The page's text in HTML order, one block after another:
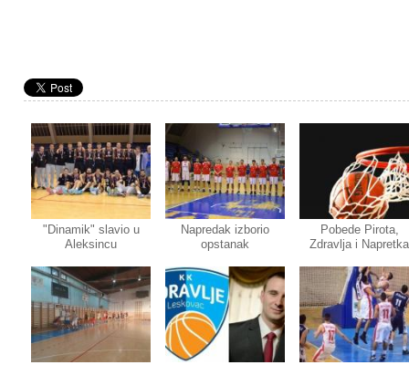
"Dinamik" slavio u
Aleksincu
Napredak izborio
opstanak
Pobede Pirota,
Zdravlja i Napretka